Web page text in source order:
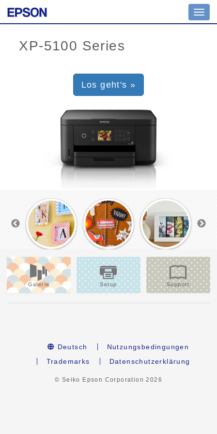
Los geht's »
Galerie Setup Support
Deutsch
Nutzungsbedingungen
Trademarks
Datenschutzerklärung
© Seiko Epson Corporation2026